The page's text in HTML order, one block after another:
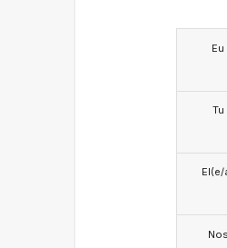
Eu
Tu
El(e/
Nos